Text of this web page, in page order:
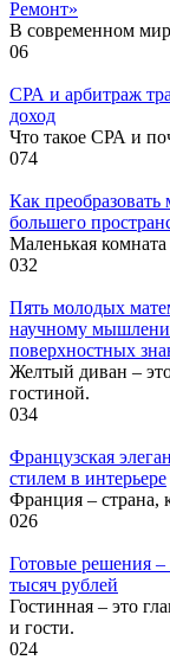
Ремонт»
В современном
06
СРА и арбитраж
доход
Что такое СРА и
074
Как
большего
Маленькая
032
Пять молодых
научному
поверхностных
Желтый диван –
гостиной.
034
Французская
стилем в интерьере
Франция – страна,
026
Готовые решения –
тысяч рублей
Гостинная – это
и гости.
024